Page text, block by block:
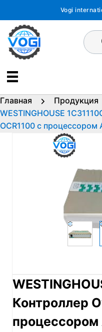
содержимому
Vogi
Главная Продукция
WESTINGHOUSE
OCR1100 с процессором
Контроллер
процессором